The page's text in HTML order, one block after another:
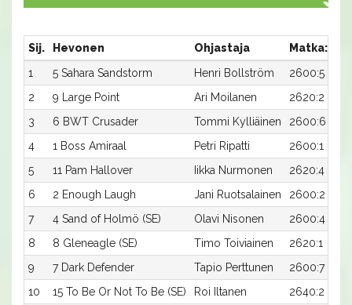
Sij. Hevonen Ohjastaja
1
5 Sahara Sandstorm Henri Bollström
2600:5
2
9 Large Point Ari Moilanen
2620:2
3
6 BWT Crusader Tommi Kylliäinen
2600:6
4
1 Boss Amiraal Petri Ripatti
2600:1
5
11 Pam Hallover Iikka Nurmonen
2620:4
6
2 Enough Laugh Jani Ruotsalainen
2600:2
7
4 Sand of Holmö (SE) Olavi Nisonen
2600:4
8
8 Gleneagle (SE) Timo Toiviainen
2620:1
9
7 Dark Defender Tapio Perttunen
2600:7
10
15 To Be Or Not To Be (SE) Roi Iltanen
2640:2